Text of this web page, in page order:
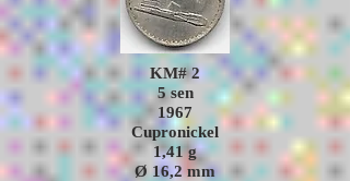
KM# 2
5 sen
1967
Cupronickel
1,41 g
Ø 16,2 mm